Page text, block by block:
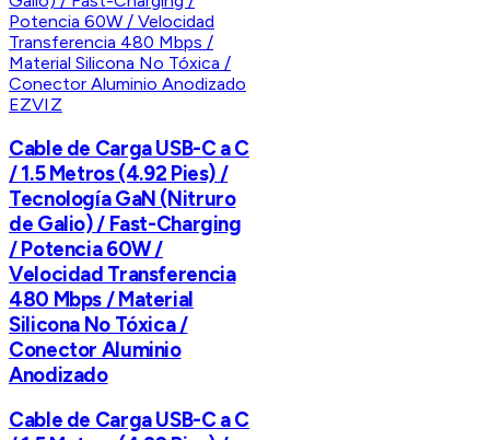
EZVIZ
Cable de Carga USB-C a C
/ 1.5 Metros (4.92 Pies) /
Tecnología GaN (Nitruro
de Galio) / Fast-Charging
/ Potencia 60W /
Velocidad Transferencia
480 Mbps / Material
Silicona No Tóxica /
Conector Aluminio
Anodizado
Cable de Carga USB-C a C